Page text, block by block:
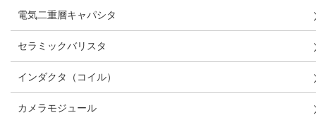
電気二重層キャパシタ
セラミックバリスタ
インダクタ（コイル）
カメラモジュール